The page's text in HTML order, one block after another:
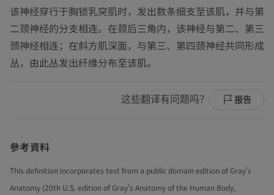
该神经穿行于胸锁乳突肌时，发出数条细支至该肌，并与第
二颈神经的分支相连。在颈后三角内，该神经与第二、第三
颈神经相连；在斜方肌深面，与第三、第四颈神经共同形成
丛，由此丛发出纤维分布至该肌。
这些翻译有问题吗？ 报告
參考資料
This definition incorporates text from a public domain edition of Gray's
Anatomy (20th U.S. edition of Gray's Anatomy of the Human Body,